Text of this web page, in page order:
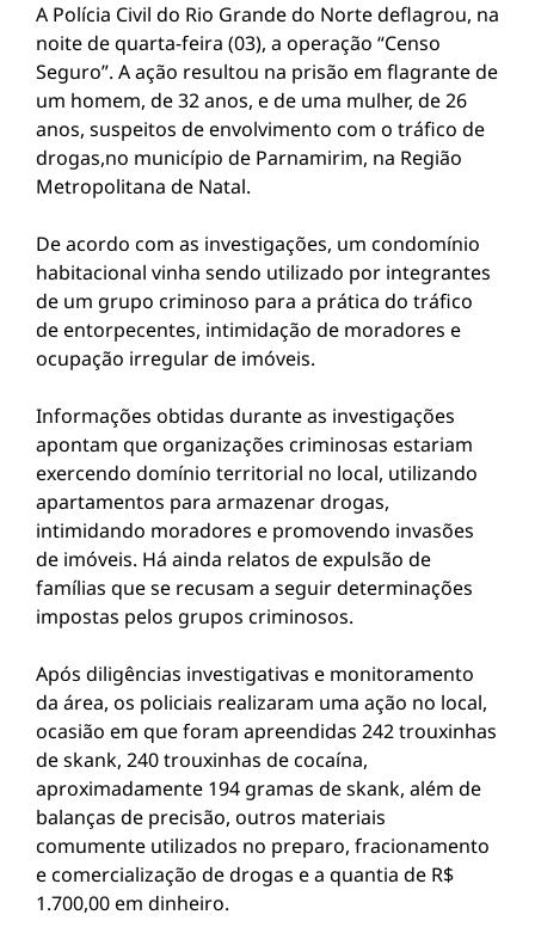
A Polícia Civil do Rio Grande do Norte deflagrou, na
noite de quarta-feira (03), a operação “Censo
Seguro”. A ação resultou na prisão em flagrante de
um homem, de 32 anos, e de uma mulher, de 26
anos, suspeitos de envolvimento com o tráfico de
drogas,no município de Parnamirim, na Região
Metropolitana de Natal.
De acordo com as investigações, um condomínio
habitacional vinha sendo utilizado por integrantes
de um grupo criminoso para a prática do tráfico
de entorpecentes, intimidação de moradores e
ocupação irregular de imóveis.
Informações obtidas durante as investigações
apontam que organizações criminosas estariam
exercendo domínio territorial no local, utilizando
apartamentos para armazenar drogas,
intimidando moradores e promovendo invasões
de imóveis. Há ainda relatos de expulsão de
famílias que se recusam a seguir determinações
impostas pelos grupos criminosos.
Após diligências investigativas e monitoramento
da área, os policiais realizaram uma ação no local,
ocasião em que foram apreendidas 242 trouxinhas
de skank, 240 trouxinhas de cocaína,
aproximadamente 194 gramas de skank, além de
balanças de precisão, outros materiais
comumente utilizados no preparo, fracionamento
e comercialização de drogas e a quantia de R$
1.700,00 em dinheiro.